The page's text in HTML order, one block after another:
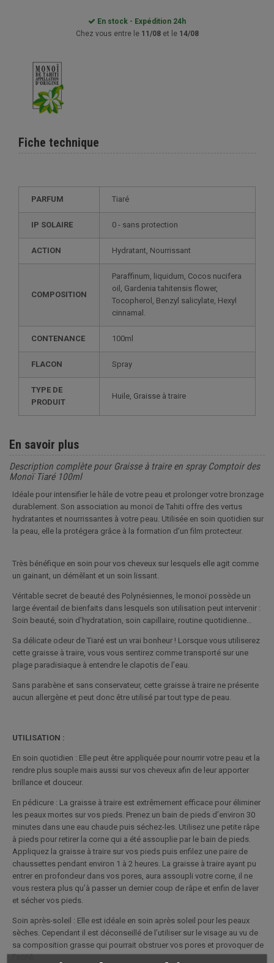
En stock - Expédition 24h
Chez vous entre le 11/08et le 14/08
Fiche technique
PARFUM Tiaré
IP SOLAIRE 0 - sans protection
ACTION Hydratant, Nourrissant
COMPOSITION
Paraffinum, liquidum, Cocos nucifera
oil, Gardenia tahitensis flower,
Tocopherol, Benzyl salicylate, Hexyl
cinnamal.
CONTENANCE 100ml
FLACON Spray
TYPE DE
PRODUIT
Huile, Graisse à traire
En savoir plus
Description complète pour Graisse à traire en spray Comptoir des
Monoï Tiaré 100ml
Idéale pour intensifier le hâle de votre peau et prolonger votre bronzage
durablement. Son association au monoï de Tahiti offre des vertus
hydratantes et nourrissantes à votre peau. Utilisée en soin quotidien sur
la peau, elle la protégera grâce à la formation d’un film protecteur.
Très bénéfique en soin pour vos cheveux sur lesquels elle agit comme
un gainant, un démêlant et un soin lissant.
Véritable secret de beauté des Polynésiennes, le monoï possède un
large éventail de bienfaits dans lesquels son utilisation peut intervenir :
Soin beauté, soin d’hydratation, soin capillaire, routine quotidienne…
Sa délicate odeur de Tiaré est un vrai bonheur ! Lorsque vous utiliserez
cette graisse à traire, vous vous sentirez comme transporté sur une
plage paradisiaque à entendre le clapotis de l’eau.
Sans parabène et sans conservateur, cette graisse à traire ne présente
aucun allergène et peut donc être utilisé par tout type de peau.
UTILISATION :
En soin quotidien : Elle peut être appliquée pour nourrir votre peau et la
rendre plus souple mais aussi sur vos cheveux afin de leur apporter
brillance et douceur.
En pédicure : La graisse à traire est extrêmement efficace pour éliminer
les peaux mortes sur vos pieds. Prenez un bain de pieds d’environ 30
minutes dans une eau chaude puis séchez-les. Utilisez une petite râpe
à pieds pour retirer la corne qui a été assouplie par le bain de pieds.
Appliquez la graisse à traire sur vos pieds puis enfilez une paire de
chaussettes pendant environ 1 à 2 heures. La graisse à traire ayant pu
entrer en profondeur dans vos pores, aura assoupli votre corne, il ne
vous restera plus qu’à passer un dernier coup de râpe et enfin de laver
et sécher vos pieds.
Soin après-soleil : Elle est idéale en soin après soleil pour les peaux
sèches. Cependant il est déconseillé de l’utiliser sur le visage au vu de
sa composition grasse qui pourrait obstruer vos pores et provoquer de
l’acné.